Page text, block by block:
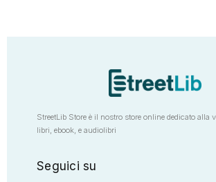
StreetLib Store è il nostro store online dedicato alla
libri, ebook, e audiolibri
Seguici su